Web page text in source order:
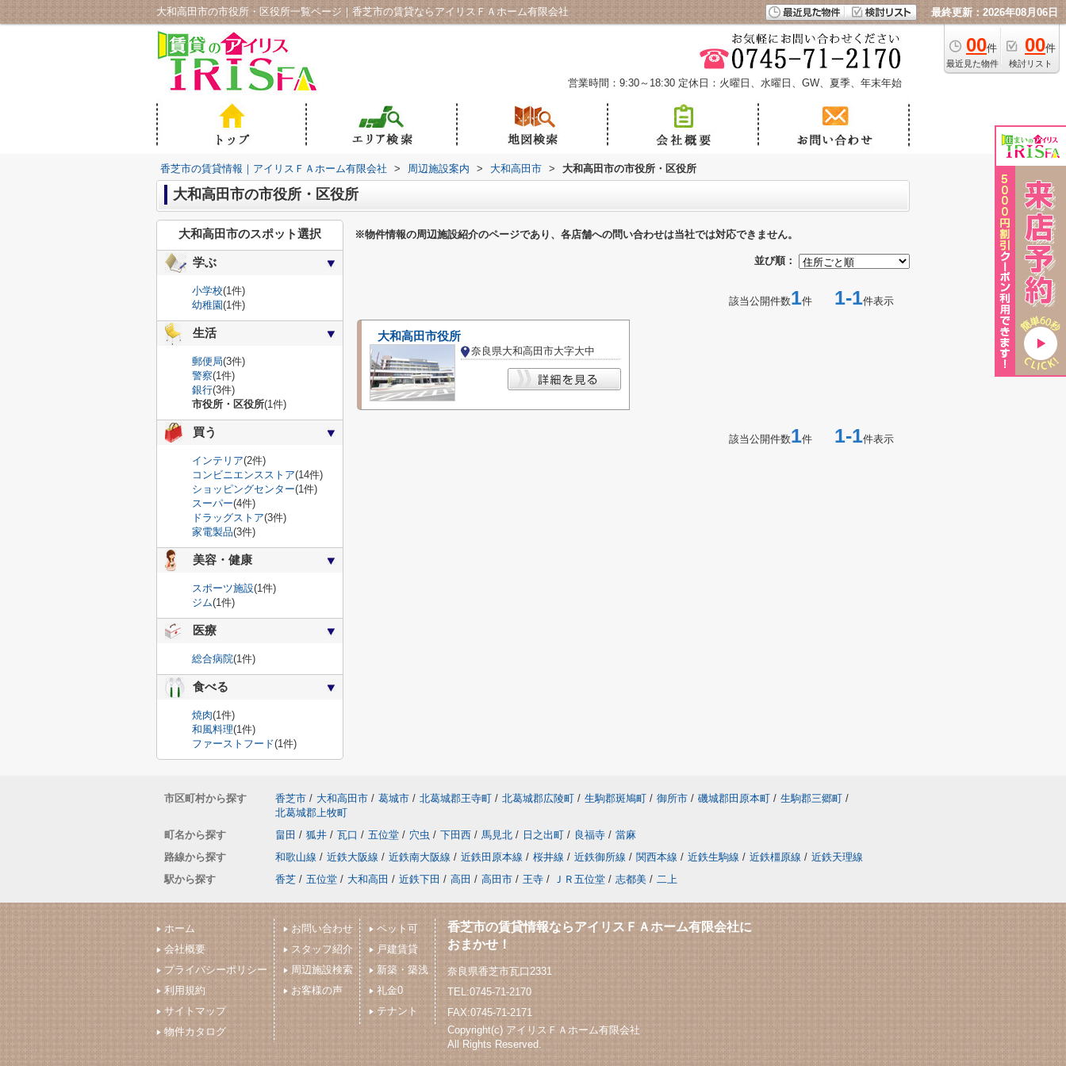
大和高田市の市役所・区役所一覧ページ｜香芝市の賃貸ならアイリスＦＡホーム有限会社 最終更新：2026年08月06日
00件
最近見た物件
00件
検討リスト
営業時間：9:30～18:30 定休日：火曜日、水曜日、GW、夏季、年末年始
香芝市の賃貸情報｜アイリスＦＡホーム有限会社 > 周辺施設案内 > 大和高田市 > 大和高田市の市役所・区役所
大和高田市の市役所・区役所
※物件情報の周辺施設紹介のページであり、各店舗への問い合わせは当社では対応できません。
並び順：
該当公開件数1件 1-1件表示
大和高田市役所
奈良県大和高田市大字大中
該当公開件数1件 1-1件表示
大和高田市のスポット選択
学ぶ
小学校(1件)
幼稚園(1件)
生活
郵便局(3件)
警察(1件)
銀行(3件)
市役所・区役所(1件)
買う
インテリア(2件)
コンビニエンスストア(14件)
ショッピングセンター(1件)
スーパー(4件)
ドラッグストア(3件)
家電製品(3件)
美容・健康
スポーツ施設(1件)
ジム(1件)
医療
総合病院(1件)
食べる
焼肉(1件)
和風料理(1件)
ファーストフード(1件)
市区町村から探す 香芝市 / 大和高田市 / 葛城市 / 北葛城郡王寺町 / 北葛城郡広陵町 / 生駒郡斑鳩町 / 御所市 / 磯城郡田原本町 / 生駒郡三郷町 /
北葛城郡上牧町
町名から探す
畠田 / 狐井 / 瓦口 / 五位堂 / 穴虫 / 下田西 / 馬見北 / 日之出町 / 良福寺 / 當麻
路線から探す
和歌山線 / 近鉄大阪線 / 近鉄南大阪線 / 近鉄田原本線 / 桜井線 / 近鉄御所線 / 関西本線 / 近鉄生駒線 / 近鉄橿原線 / 近鉄天理線
駅から探す
香芝 / 五位堂 / 大和高田 / 近鉄下田 / 高田 / 高田市 / 王寺 / ＪＲ五位堂 / 志都美 / 二上
ホーム
会社概要
プライバシーポリシー
利用規約
サイトマップ
物件カタログ
お問い合わせ
スタッフ紹介
周辺施設検索
お客様の声
ペット可
戸建賃貸
新築・築浅
礼金0
テナント
香芝市の賃貸情報ならアイリスＦＡホーム有限会社に
おまかせ！
奈良県香芝市瓦口2331
TEL:0745-71-2170
FAX:0745-71-2171
Copyright(c) アイリスＦＡホーム有限会社
All Rights Reserved.